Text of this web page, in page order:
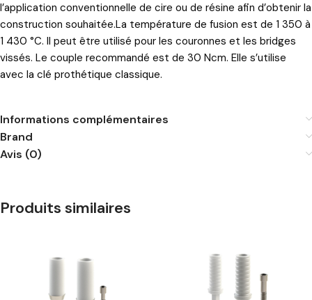
l’application conventionnelle de cire ou de résine afin d’obtenir la
construction souhaitée.La température de fusion est de 1 350 à
1 430 °C. Il peut être utilisé pour les couronnes et les bridges
vissés. Le couple recommandé est de 30 Ncm. Elle s’utilise
avec la clé prothétique classique.
Informations complémentaires
Brand
Avis (0)
Produits similaires